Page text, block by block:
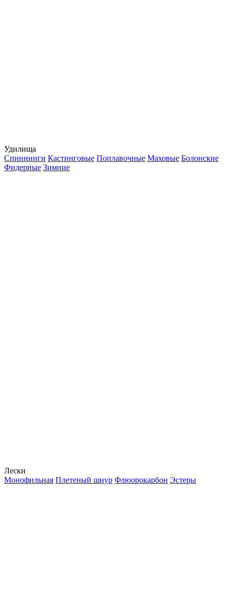
Удилища
Спиннинги Кастинговые Поплавочные Маховые Болонские
Фидерные Зимние
Лески
Монофильная Плетеный шнур Флюорокарбон Эстеры